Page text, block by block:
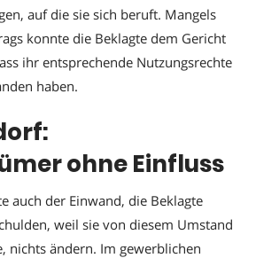
auf die sie sich beruft. Mangels
konnte die Beklagte dem Gericht
ihr entsprechende Nutzungsrechte
haben.
ohne Einfluss
auch der Einwand, die Beklagte
weil sie von diesem Umstand
nichts ändern. Im gewerblichen